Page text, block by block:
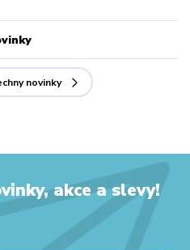
novinky
akce a slevy!